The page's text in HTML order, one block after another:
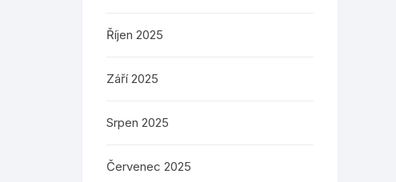
Říjen 2025
Září 2025
Srpen 2025
Červenec 2025